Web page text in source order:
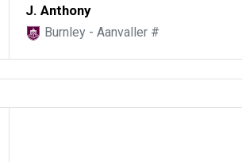
J. Anthony
Burnley - Aanvaller #